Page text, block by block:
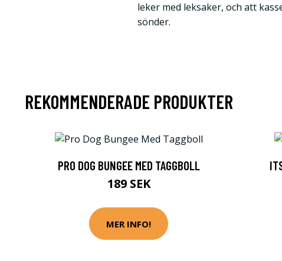
leker med leksaker, och att
sönder.
REKOMMENDERADE PRODUKTER
PRO DOG BUNGEE MED TAGGBOLL
189 SEK
MER INFO!